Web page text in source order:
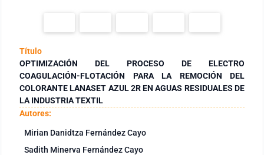
Título
OPTIMIZACIÓN DEL PROCESO DE ELECTRO
COAGULACIÓN-FLOTACIÓN PARA LA REMOCIÓN DEL
COLORANTE LANASET AZUL 2R EN AGUAS RESIDUALES DE
LA INDUSTRIA TEXTIL
Autores:
Mirian Danidtza Fernández Cayo
Sadith Minerva Fernández Cayo